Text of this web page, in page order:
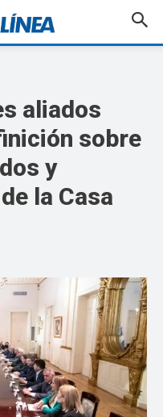
aliados
sobre
y
la Casa